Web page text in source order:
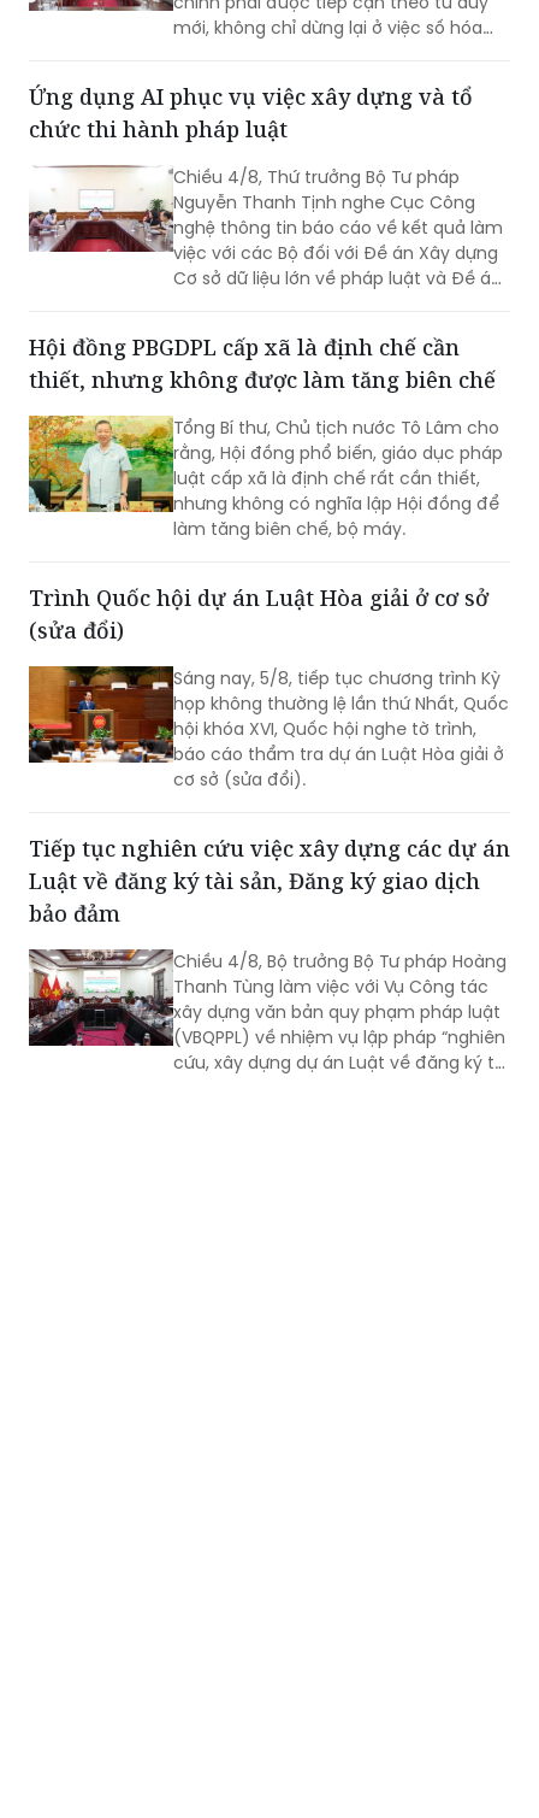
mới, không chỉ dừng lại ở việc số hóa
nghệ, mà phải hướng tới xây dựng một
nền tảng thực sự thông minh, chủ
gia tăng cho công tác quản lý nhà
nước.
Ứng dụng AI phục vụ việc xây dựng và tổ
chức thi hành pháp luật
Chiều 4/8, Thứ trưởng Bộ Tư pháp
Nguyễn Thanh Tịnh nghe Cục Công
nghệ thông tin báo cáo về kết quả làm
việc với các Bộ đối với Đề án Xây dựng
Cơ sở dữ liệu lớn về pháp luật và Đề án
trình Thủ tướng Chính phủ.
Hội đồng PBGDPL cấp xã là định chế cần
thiết, nhưng không được làm tăng biên chế
Tổng Bí thư, Chủ tịch nước Tô Lâm cho
rằng, Hội đồng phổ biến, giáo dục pháp
luật cấp xã là định chế rất cần thiết,
nhưng không có nghĩa lập Hội đồng để
làm tăng biên chế, bộ máy.
Trình Quốc hội dự án Luật Hòa giải ở cơ sở
(sửa đổi)
Sáng nay, 5/8, tiếp tục chương trình Kỳ
họp không thường lệ lần thứ Nhất, Quốc
hội khóa XVI, Quốc hội nghe tờ trình,
báo cáo thẩm tra dự án Luật Hòa giải ở
cơ sở (sửa đổi).
Tiếp tục nghiên cứu việc xây dựng các dự án
Luật về đăng ký tài sản, Đăng ký giao dịch
bảo đảm
Chiều 4/8, Bộ trưởng Bộ Tư pháp Hoàng
Thanh Tùng làm việc với Vụ Công tác
xây dựng văn bản quy phạm pháp luật
(VBQPPL) về nhiệm vụ lập pháp “nghiên
cứu, xây dựng dự án Luật về đăng ký tài